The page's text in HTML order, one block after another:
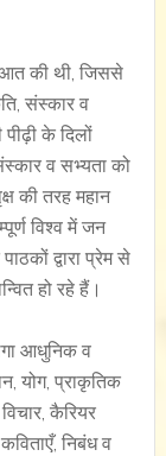
की थी, जिससे
संस्कार व
के दिलों
व सभ्यता को
की तरह महान
विश्व में जन
द्वारा प्रेम से
हो रहे हैं।
आधुनिक व
योग, प्राकृतिक
कैरियर
निबंध व